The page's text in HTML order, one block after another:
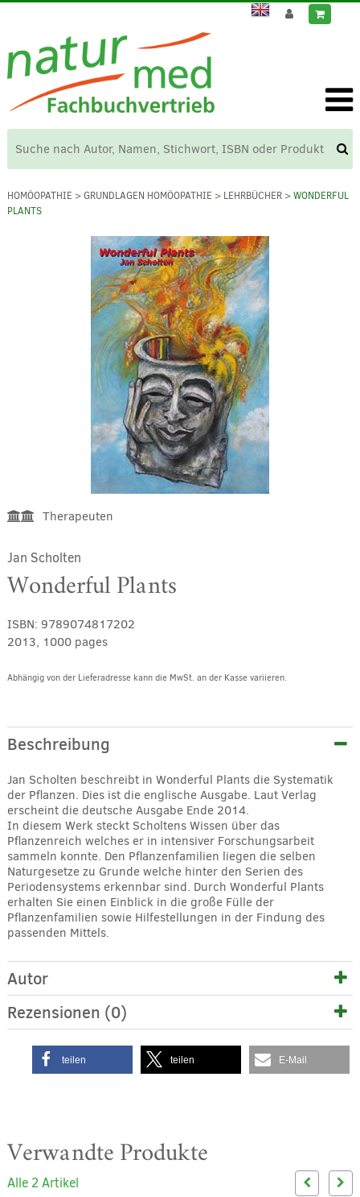
HOMÖOPATHIE >GRUNDLAGEN HOMÖOPATHIE > LEHRBÜCHER> WONDERFUL
PLANTS
Therapeuten
Jan Scholten
Wonderful Plants
ISBN: 9789074817202
2013, 1000 pages
Abhängig von der Lieferadresse kann die MwSt. an der Kasse variieren.
Beschreibung
Jan Scholten beschreibt in Wonderful Plants die Systematik
der Pflanzen. Dies ist die englische Ausgabe. Laut Verlag
erscheint die deutsche Ausgabe Ende 2014.
In diesem Werk steckt Scholtens Wissen über das
Pflanzenreich welches er in intensiver Forschungsarbeit
sammeln konnte. Den Pflanzenfamilien liegen die selben
Naturgesetze zu Grunde welche hinter den Serien des
Periodensystems erkennbar sind. Durch Wonderful Plants
erhalten Sie einen Einblick in die große Fülle der
Pflanzenfamilien sowie Hilfestellungen in der Findung des
passenden Mittels.
Autor
Rezensionen (0)
teilen teilen E-Mail
Verwandte Produkte
Alle 2 Artikel